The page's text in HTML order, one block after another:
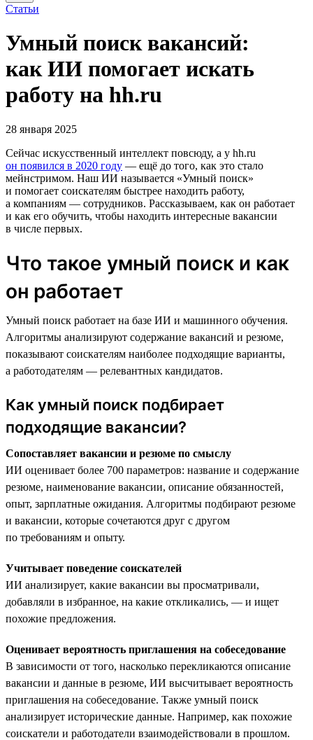
Статьи
Умный поиск вакансий:
как ИИ помогает искать
работу на hh.ru
28 января 2025
Сейчас искусственный интеллект повсюду, а у hh.ru
он появился в 2020 году — ещё до того, как это стало
мейнстримом. Наш ИИ называется «Умный поиск»
и помогает соискателям быстрее находить работу,
а компаниям — сотрудников. Рассказываем, как он работает
и как его обучить, чтобы находить интересные вакансии
в числе первых.
Что такое умный поиск и как
он работает
Умный поиск работает на базе ИИ и машинного обучения.
Алгоритмы анализируют содержание вакансий и резюме,
показывают соискателям наиболее подходящие варианты,
а работодателям — релевантных кандидатов.
Как умный поиск подбирает
подходящие вакансии?
Сопоставляет вакансии и резюме по смыслу
ИИ оценивает более 700 параметров: название и содержание
резюме, наименование вакансии, описание обязанностей,
опыт, зарплатные ожидания. Алгоритмы подбирают резюме
и вакансии, которые сочетаются друг с другом
по требованиям и опыту.
Учитывает поведение соискателей
ИИ анализирует, какие вакансии вы просматривали,
добавляли в избранное, на какие откликались, — и ищет
похожие предложения.
Оценивает вероятность приглашения на собеседование
В зависимости от того, насколько перекликаются описание
вакансии и данные в резюме, ИИ высчитывает вероятность
приглашения на собеседование. Также умный поиск
анализирует исторические данные. Например, как похожие
соискатели и работодатели взаимодействовали в прошлом.